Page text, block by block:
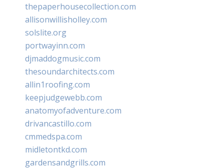
thepaperhousecollection.com
allisonwillisholley.com
solslite.org
portwayinn.com
djmaddogmusic.com
thesoundarchitects.com
allin1roofing.com
keepjudgewebb.com
anatomyofadventure.com
drivancastillo.com
cmmedspa.com
midletontkd.com
gardensandgrills.com